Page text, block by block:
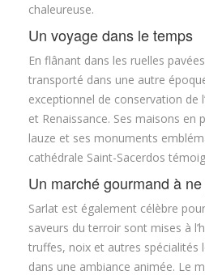
chaleureuse.
Un voyage dans le temps
En flânant dans les ruelles
transporté dans une autre
exceptionnel de conservation de
et Renaissance. Ses maisons en
lauze et ses monuments
cathédrale Saint-Sacerdos
Un marché gourmand à
Sarlat est également célèbre
saveurs du terroir sont mises à
truffes, noix et autres spécialités
dans une ambiance animée. Le